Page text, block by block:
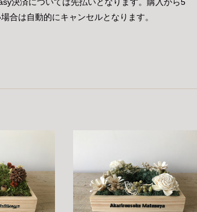
合は自動的にキャンセルとなります。